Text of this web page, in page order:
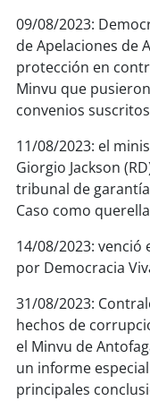
09/08/2023:
de Apelaciones de
protección en
Minvu que
convenios
11/08/2023: el
Giorgio Jackson
tribunal de
Caso como
14/08/2023:
por Democracia
31/08/2023:
hechos de
el Minvu de
un informe
principales